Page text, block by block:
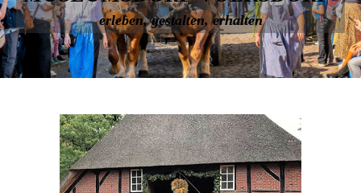
erleben, gestalten, erhalten